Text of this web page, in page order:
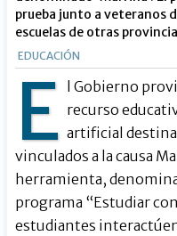
prueba junto a veteranos
escuelas de otras
EDUCACIÓN
E
l Gobierno
recurso
artificial
vinculados a la causa
herramienta,
programa “Estudiar
estudiantes